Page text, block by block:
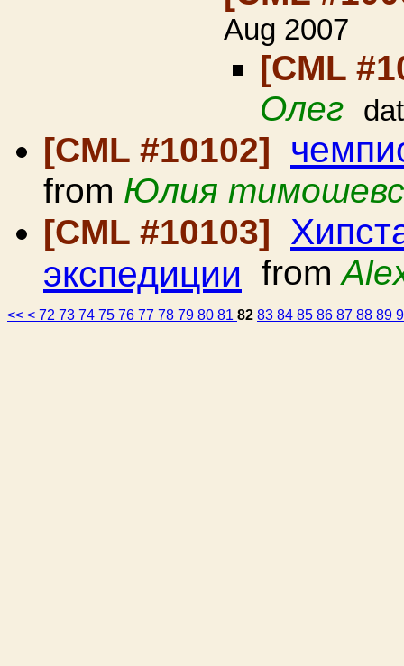
Aug 2007
[CML
Олег
[CML #10102]
from Юлия
[CML #10103]
экспедиции from
<< < 72 73 74 75 76 77 78 79 80 81 82 83 84 85 86 87 88 89